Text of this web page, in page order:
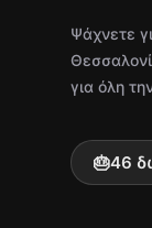
Ψάχνετε
για όλη
🎂46